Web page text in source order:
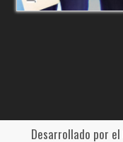
Desarrollado por el